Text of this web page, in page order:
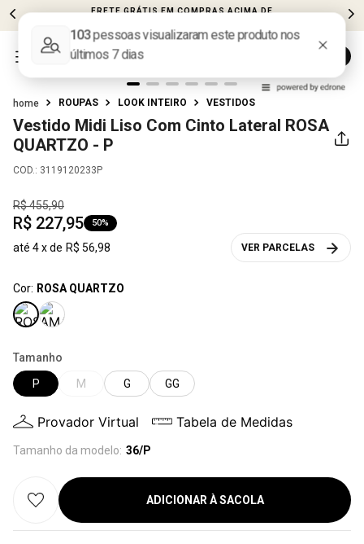
FRETE GRÁTIS EM COMPRAS ACIMA DE
ROUPAS LOOK INTEIRO VESTIDOS
Vestido Midi Liso Com Cinto Lateral ROSA
QUARTZO - P
COD.: 3119120233P
R$455,90
R$ 227,95 50%
até 4x de R$ 56,98 VER PARCELAS
Cor: ROSA QUARTZO
Tamanho
P
M G GG
Provador Virtual Tabela de Medidas
Tamanho da modelo: 36/P
ADICIONAR À SACOLA